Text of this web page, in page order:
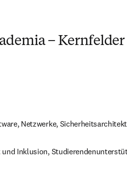
– Kernfelder
Netzwerke,
Inklusion,